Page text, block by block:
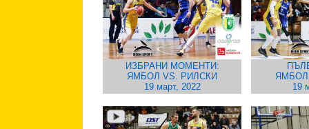
ИЗБРАНИ МОМЕНТИ:
ЯМБОЛ VS. РИЛСКИ
19 март, 2022
ЯМБОЛ
19